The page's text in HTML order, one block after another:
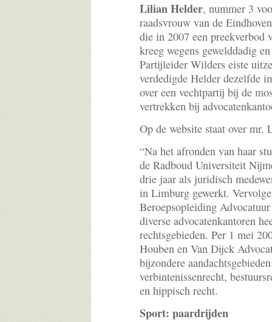
Lilian Helder, nummer 3
raadsvrouw van de
die in 2007 een preekverbod
kreeg wegens gewelddadig
Partijleider Wilders eiste
verdedigde Helder dezelfde
over een vechtpartij bij de
vertrekken bij
Op de website staat over mr.
“Na het afronden van haar
de Radboud Universiteit
drie jaar als juridisch
in Limburg gewerkt.
Beroepsopleiding
diverse advocatenkantoren
rechtsgebieden. Per 1 mei
Houben en Van Dijck
bijzondere
verbintenissenrecht,
en hippisch recht.
Sport: paardrijden